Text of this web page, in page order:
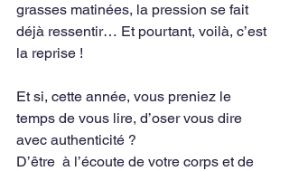
grasses matinées, la pression se fait
déjà ressentir… Et pourtant, voilà, c’est
la reprise !
Et si, cette année, vous preniez le
temps de vous lire, d’oser vous dire
avec authenticité ?
D’être  à l’écoute de votre corps et de